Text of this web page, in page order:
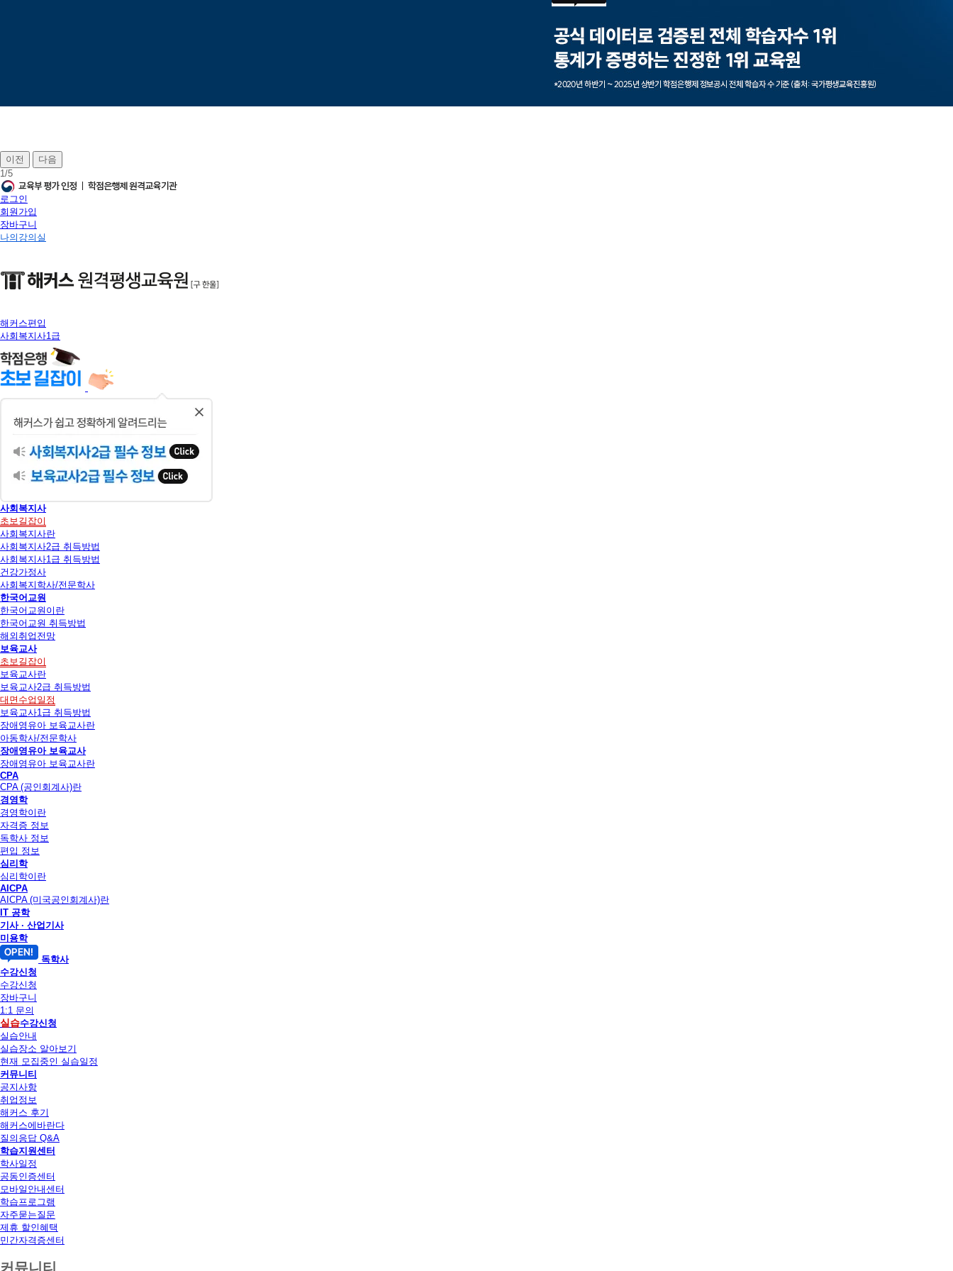
이전
다음
1/5
로그인
회원가입
장바구니
나의강의실
해커스편입
사회복지사1급
사회복지사
초보길잡이
사회복지사란
사회복지사2급 취득방법
사회복지사1급 취득방법
건강가정사
사회복지학사/전문학사
한국어교원
한국어교원이란
한국어교원 취득방법
해외취업전망
보육교사
초보길잡이
보육교사란
보육교사2급 취득방법
대면수업일정
보육교사1급 취득방법
장애영유아 보육교사란
아동학사/전문학사
장애영유아 보육교사
장애영유아 보육교사란
CPA
CPA (공인회계사)란
경영학
경영학이란
자격증 정보
독학사 정보
편입 정보
심리학
심리학이란
AICPA
AICPA (미국공인회계사)란
IT 공학
기사 · 산업기사
미용학
독학사
수강신청
수강신청
장바구니
1:1 문의
실습수강신청
실습안내
실습장소 알아보기
현재 모집중인 실습일정
커뮤니티
공지사항
취업정보
해커스 후기
해커스에바란다
질의응답 Q&A
학습지원센터
학사일정
공동인증센터
모바일안내센터
학습프로그램
자주묻는질문
제휴 할인혜택
민간자격증센터
커뮤니티